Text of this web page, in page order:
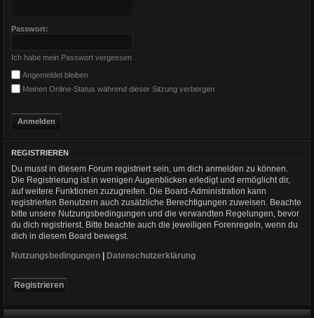
Passwort:
Ich habe mein Passwort vergessen
Angemeldet bleiben
Meinen Online-Status während dieser Sitzung verbergen
REGISTRIEREN
Du musst in diesem Forum registriert sein, um dich anmelden zu können.
Die Registrierung ist in wenigen Augenblicken erledigt und ermöglicht dir,
auf weitere Funktionen zuzugreifen. Die Board-Administration kann
registrierten Benutzern auch zusätzliche Berechtigungen zuweisen. Beachte
bitte unsere Nutzungsbedingungen und die verwandten Regelungen, bevor
du dich registrierst. Bitte beachte auch die jeweiligen Forenregeln, wenn du
dich in diesem Board bewegst.
Nutzungsbedingungen
Datenschutzerklärung
Registrieren